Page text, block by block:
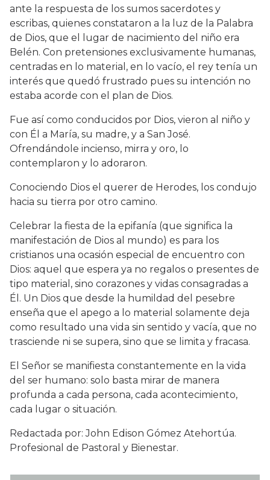
ante la respuesta de los sumos sacerdotes y
escribas, quienes constataron a la luz de la Palabra
de Dios, que el lugar de nacimiento del niño era
Belén. Con pretensiones exclusivamente humanas,
centradas en lo material, en lo vacío, el rey tenía un
interés que quedó frustrado pues su intención no
estaba acorde con el plan de Dios.
Fue así como conducidos por Dios, vieron al niño y
con Él a María, su madre, y a San José.
Ofrendándole incienso, mirra y oro, lo
contemplaron y lo adoraron.
Conociendo Dios el querer de Herodes, los condujo
hacia su tierra por otro camino.
Celebrar la fiesta de la epifanía (que significa la
manifestación de Dios al mundo) es para los
cristianos una ocasión especial de encuentro con
Dios: aquel que espera ya no regalos o presentes de
tipo material, sino corazones y vidas consagradas a
Él. Un Dios que desde la humildad del pesebre
enseña que el apego a lo material solamente deja
como resultado una vida sin sentido y vacía, que no
trasciende ni se supera, sino que se limita y fracasa.
El Señor se manifiesta constantemente en la vida
del ser humano: solo basta mirar de manera
profunda a cada persona, cada acontecimiento,
cada lugar o situación.
Redactada por: John Edison Gómez Atehortúa.
Profesional de Pastoral y Bienestar.